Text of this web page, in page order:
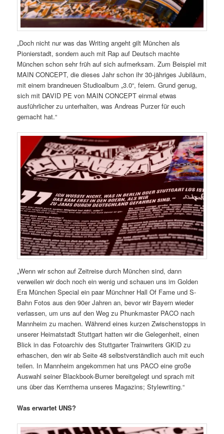
„Doch nicht nur was das Writing angeht gilt München als
Pionierstadt, sondern auch mit Rap auf Deutsch machte
München schon sehr früh auf sich aufmerksam. Zum Beispiel mit
MAIN CONCEPT, die dieses Jahr schon ihr 30-jähriges Jubiläum,
mit einem brandneuen Studioalbum „3.0“, feiern. Grund genug,
sich mit DAVID PE von MAIN CONCEPT einmal etwas
ausführlicher zu unterhalten, was Andreas Purzer für euch
gemacht hat.“
„Wenn wir schon auf Zeitreise durch München sind, dann
verweilen wir doch noch ein wenig und schauen uns im Golden
Era München Special ein paar Münchner Hall Of Fame und S-
Bahn Fotos aus den 90er Jahren an, bevor wir Bayern wieder
verlassen, um uns auf den Weg zu Phunkmaster PACO nach
Mannheim zu machen. Während eines kurzen Zwischenstopps in
unserer Heimatstadt Stuttgart hatten wir die Gelegenheit, einen
Blick in das Fotoarchiv des Stuttgarter Trainwriters GKID zu
erhaschen, den wir ab Seite 48 selbstverständlich auch mit euch
teilen. In Mannheim angekommen hat uns PACO eine große
Auswahl seiner Blackbook-Burner bereitgelegt und sprach mit
uns über das Kernthema unseres Magazins; Stylewriting.“
Was erwartet UNS?